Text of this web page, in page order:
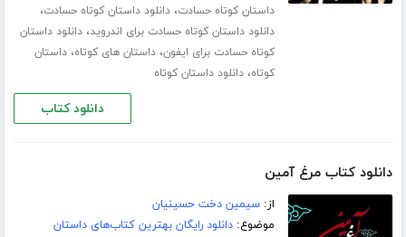
داستان کوتاه حسادت،دانلود داستان کوتاه حسادت،
دانلود داستان کوتاه حسادت برای اندروید،دانلود داستان
کوتاه حسادت برای ایفون،داستان های کوتاه،داستان
کوتاه،دانلود داستان کوتاه
دانلود کتاب
دانلود کتاب مرغ آمین
از:سیمین دخت حسینیان
موضوع:دانلود رایگان بهترین کتاب‌های داستان